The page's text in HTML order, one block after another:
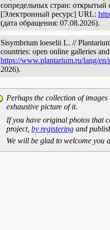
сопредельных стран: открытый
[Электронный ресурс] URL:
(дата обращения: 07.08.2026).
Sisymbrium loeselii L. //
countries: open online galleries
https://www.plantarium.ru/lang/
2026).
Perhaps the collection of
exhaustive picture of it.
If you have original photos that
project, by registering and
We will be glad to welcome